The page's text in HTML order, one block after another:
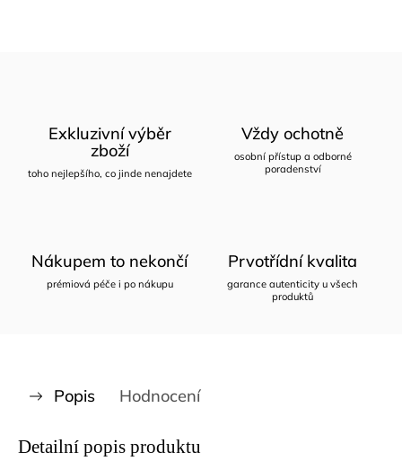
Exkluzivní výběr
zboží
toho nejlepšího, co jinde nenajdete
Vždy ochotně
osobní přístup a odborné
poradenství
Nákupem to nekončí
prémiová péče i po nákupu
Prvotřídní kvalita
garance autenticity u všech
produktů
Popis Hodnocení
Detailní popis produktu